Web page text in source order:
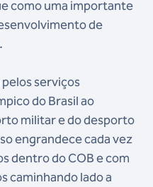
como uma importante
de
serviços
do Brasil ao
militar e do desporto
engrandece cada vez
dentro do COB e com
caminhando lado a